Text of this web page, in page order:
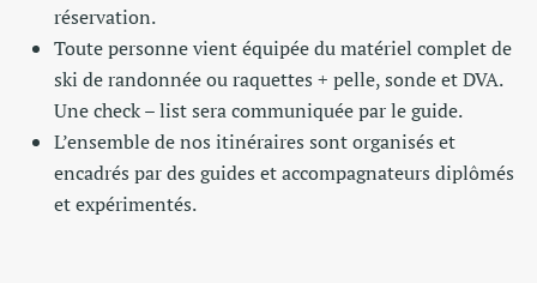
réservation.
Toute personne vient équipée du matériel complet de
ski de randonnée ou raquettes + pelle, sonde et DVA.
Une check – list sera communiquée par le guide.
L’ensemble de nos itinéraires sont organisés et
encadrés par des guides et accompagnateurs diplômés
et expérimentés.